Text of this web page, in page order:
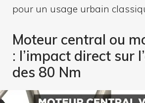
pour un usage urbain
Moteur central ou
: l’impact direct sur
des 80 Nm